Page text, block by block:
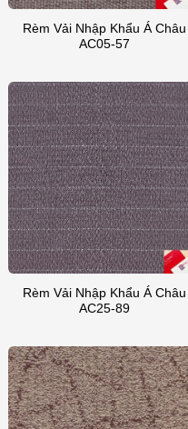
Rèm Vải Nhập Khẩu Á Châu
AC05-57
Rèm Vải Nhập Khẩu Á Châu
AC25-89